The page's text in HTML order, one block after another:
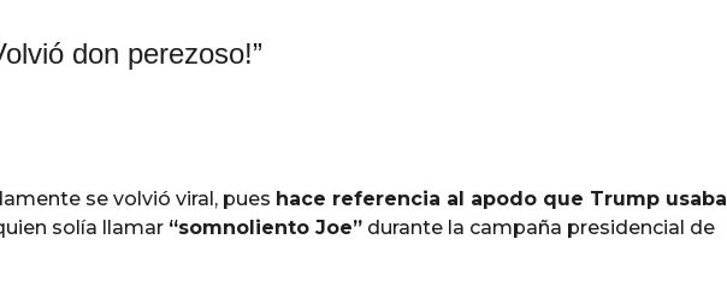
don perezoso!”
se volvió viral, pues hace referencia al apodo que Trump usaba
solía llamar “somnoliento Joe” durante la campaña presidencial de